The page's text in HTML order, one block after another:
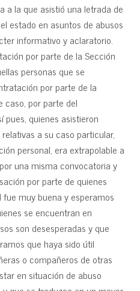
a la que asistió una letrada de
estado en asuntos de abusos
informativo y aclaratorio.
por parte de la Sección
personas que se
por parte de la
caso, por parte del
pues, quienes asistieron
a su caso particular,
personal, era extrapolable a
una misma convocatoria y
por parte de quienes
muy buena y esperamos
se encuentran en
son desesperadas y que
que haya sido útil
o compañeros de otras
en situación de abuso